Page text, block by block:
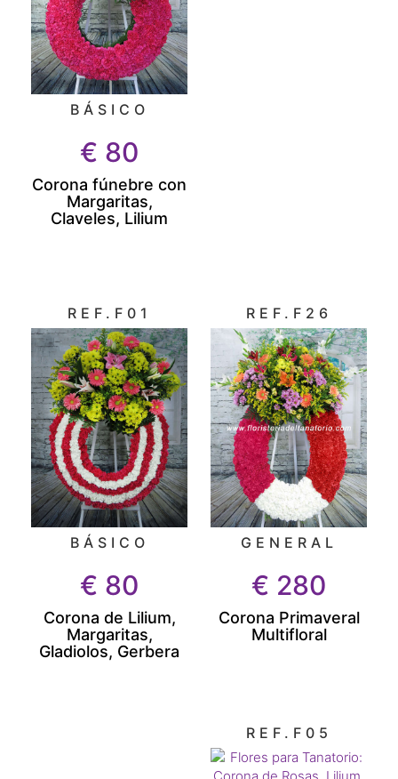
BÁSICO
€ 80
Corona fúnebre con
Margaritas,
Claveles, Lilium
REF.F01
BÁSICO
€ 80
Corona de Lilium,
Margaritas,
Gladiolos, Gerbera
REF.F26
GENERAL
€ 280
Corona Primaveral
Multifloral
REF.F05